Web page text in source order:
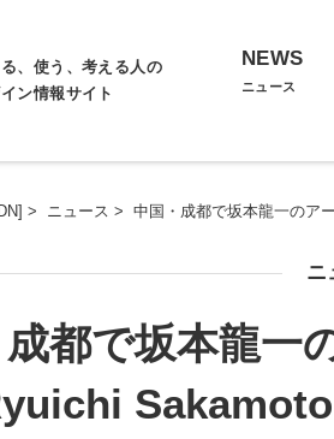
、使う、考える人の
ン情報サイト
NEWS
ニュース
> ニュース > 中国・成都で坂本龍一のア
ニ
都で坂本龍一